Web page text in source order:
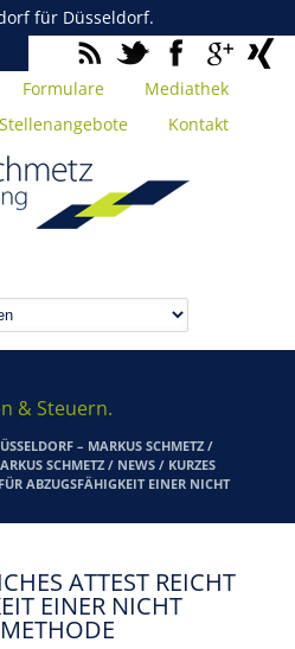
für Düsseldorf.
Formulare
Mediathek
Stellenangebote Kontakt
& Steuern.
– MARKUS SCHMETZ /
SCHMETZ / NEWS / KURZES
ABZUGSFÄHIGKEIT EINER NICHT
ATTEST REICHT
EINER NICHT